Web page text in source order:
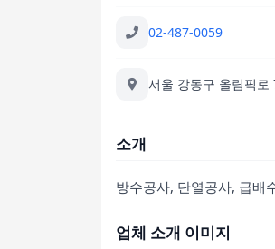
02-487-0059
서울 강동구 올림픽로
소개
방수공사, 단열공사, 급배
업체 소개 이미지